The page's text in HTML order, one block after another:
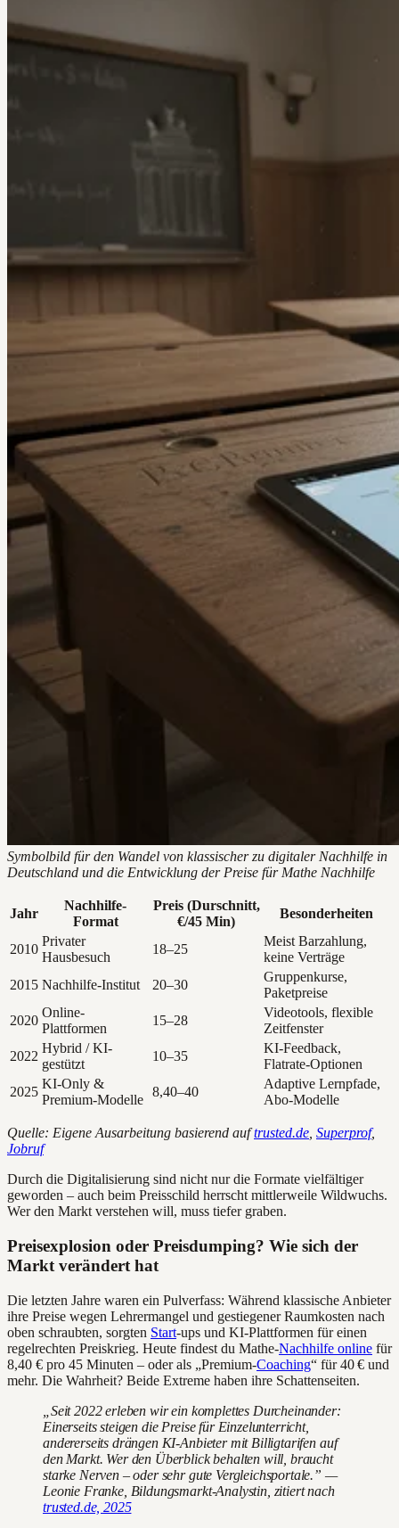
Symbolbild für den Wandel von klassischer zu digitaler Nachhilfe in
Deutschland und die Entwicklung der Preise für Mathe Nachhilfe
Jahr
Nachhilfe-
Format
Preis (Durschnitt,
€/45 Min)
Besonderheiten
2010
Privater
Hausbesuch
18–25
Meist Barzahlung,
keine Verträge
2015 Nachhilfe-Institut 20–30
Gruppenkurse,
Paketpreise
2020
Online-
Plattformen
15–28
Videotools, flexible
Zeitfenster
2022
Hybrid / KI-
gestützt
10–35
KI-Feedback,
Flatrate-Optionen
2025
KI-Only &
Premium-Modelle
8,40–40
Adaptive Lernpfade,
Abo-Modelle
Quelle: Eigene Ausarbeitung basierend auftrusted.de Superprof,
Jobruf
Durch die Digitalisierung sind nicht nur die Formate vielfältiger
geworden – auch beim Preisschild herrscht mittlerweile Wildwuchs.
Wer den Markt verstehen will, muss tiefer graben.
Preisexplosion oder Preisdumping? Wie sich der
Markt verändert hat
Die letzten Jahre waren ein Pulverfass: Während klassische Anbieter
ihre Preise wegen Lehrermangel und gestiegener Raumkosten nach
oben schraubten, sorgten Start-ups und KI-Plattformen für einen
regelrechten Preiskrieg. Heute findest du Mathe-Nachhilfe online für
8,40 € pro 45 Minuten – oder als „Premium-Coaching“ für 40 € und
mehr. Die Wahrheit? Beide Extreme haben ihre Schattenseiten.
„Seit 2022 erleben wir ein komplettes Durcheinander:
Einerseits steigen die Preise für Einzelunterricht,
andererseits drängen KI-Anbieter mit Billigtarifen auf
den Markt. Wer den Überblick behalten will, braucht
starke Nerven – oder sehr gute Vergleichsportale.” —
Leonie Franke, Bildungsmarkt-Analystin, zitiert nach
trusted.de, 2025